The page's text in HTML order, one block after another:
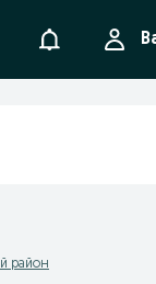
Уведомления
район